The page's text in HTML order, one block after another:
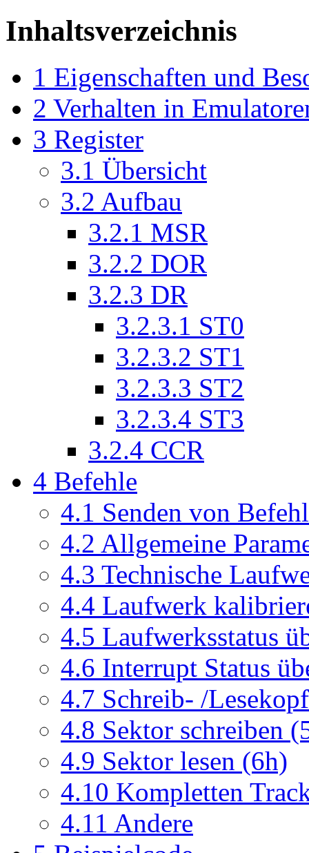
Inhaltsverzeichnis
1 Eigenschaften und
2 Verhalten in
3 Register
3.1 Übersicht
3.2 Aufbau
3.2.1 MSR
3.2.2 DOR
3.2.3 DR
3.2.3.1 ST0
3.2.3.2 ST1
3.2.3.3 ST2
3.2.3.4 ST3
3.2.4 CCR
4 Befehle
4.1 Senden von
4.2 Allgemeine
4.3 Technische
4.4 Laufwerk
4.5 Laufwerksstatus
4.6 Interrupt Status
4.7 Schreib- /
4.8 Sektor schreiben
4.9 Sektor lesen (6h)
4.10 Kompletten
4.11 Andere